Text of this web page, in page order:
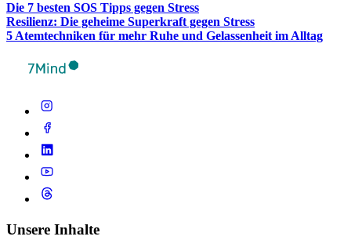
Die 7 besten SOS Tipps gegen Stress
Resi­li­enz: Die geheime Super­kraft gegen Stress
5 Atem­tech­ni­ken für mehr Ruhe und Gelas­sen­heit im Alltag
Unsere Inhalte